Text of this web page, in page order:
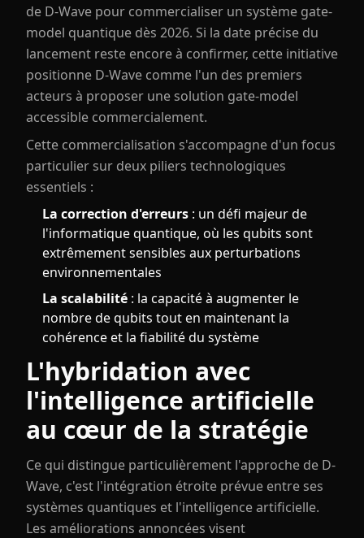
de D-Wave pour commercialiser un système gate-
model quantique dès 2026. Si la date précise du
lancement reste encore à confirmer, cette initiative
positionne D-Wave comme l'un des premiers
acteurs à proposer une solution gate-model
accessible commercialement.
Cette commercialisation s'accompagne d'un focus
particulier sur deux piliers technologiques
essentiels :
La correction d'erreurs : un défi majeur de
l'informatique quantique, où les qubits sont
extrêmement sensibles aux perturbations
environnementales
La scalabilité : la capacité à augmenter le
nombre de qubits tout en maintenant la
cohérence et la fiabilité du système
L'hybridation avec
l'intelligence artificielle
au cœur de la stratégie
Ce qui distingue particulièrement l'approche de D-
Wave, c'est l'intégration étroite prévue entre ses
systèmes quantiques et l'intelligence artificielle.
Les améliorations annoncées visent